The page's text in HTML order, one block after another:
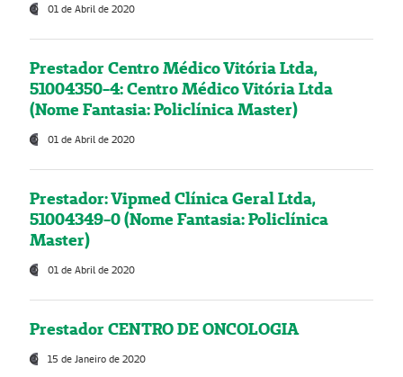
01 de Abril de 2020
Prestador Centro Médico Vitória Ltda,
51004350-4: Centro Médico Vitória Ltda
(Nome Fantasia: Policlínica Master)
01 de Abril de 2020
Prestador: Vipmed Clínica Geral Ltda,
51004349-0 (Nome Fantasia: Policlínica
Master)
01 de Abril de 2020
Prestador CENTRO DE ONCOLOGIA
15 de Janeiro de 2020